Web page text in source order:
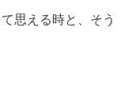
思える時と、そう